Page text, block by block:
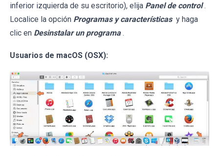
inferior izquierda de su escritorio), elija Panel de control .
Localice la opción Programas y características y haga
clic en Desinstalar un programa .
Usuarios de macOS (OSX):